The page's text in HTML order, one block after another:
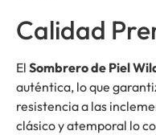
Calidad
El Sombrero de Piel
auténtica, lo que
resistencia a las
clásico y atemporal lo